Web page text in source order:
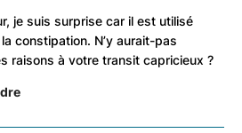
je suis surprise car il est utilisé
constipation. N’y aurait-pas
raisons à votre transit capricieux ?